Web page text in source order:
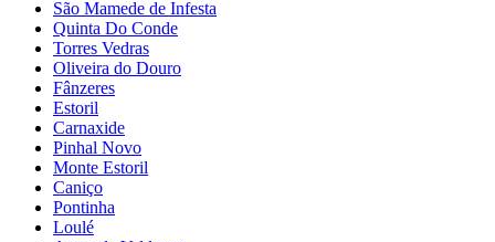
São Mamede de Infesta
Quinta Do Conde
Torres Vedras
Oliveira do Douro
Fânzeres
Estoril
Carnaxide
Pinhal Novo
Monte Estoril
Caniço
Pontinha
Loulé